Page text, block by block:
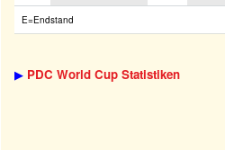
E=Endstand
▶ PDC World Cup Statistiken